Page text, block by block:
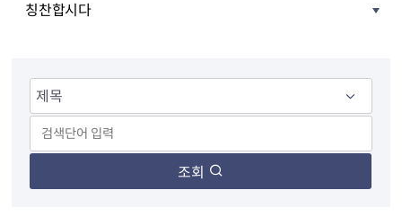
칭찬합시다
조회